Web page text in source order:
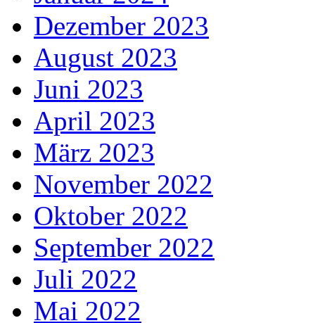
Dezember 2023
August 2023
Juni 2023
April 2023
März 2023
November 2022
Oktober 2022
September 2022
Juli 2022
Mai 2022